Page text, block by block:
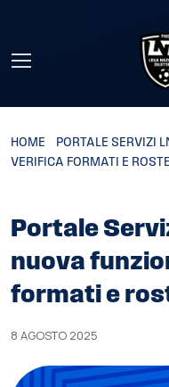
HOME
PORTALE SERVIZI
VERIFICA FORMATI E
Portale
nuova
formati e
8 AGOSTO 2025